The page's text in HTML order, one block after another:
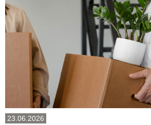
23.06.2026